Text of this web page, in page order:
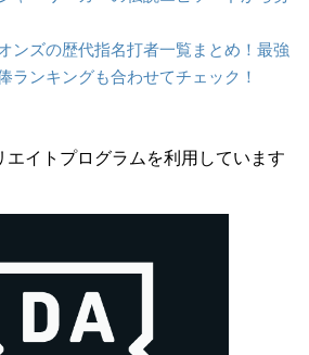
ンズの歴代指名打者一覧まとめ！最強
ランキングも合わせてチェック！
エイトプログラムを利用しています